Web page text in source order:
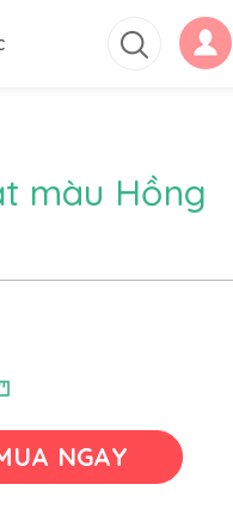
màu Hồng
NGAY